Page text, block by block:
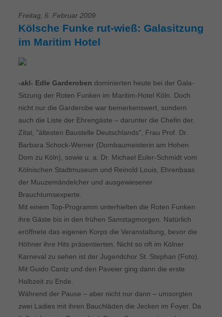
Freitag, 6. Februar 2009
Kölsche Funke rut-wieß: Galasitzung
im Maritim Hotel
-akl- Edle Garderoben dominierten heute bei der Gala-
Sitzung der Roten Funken im Maritim-Hotel Köln. Doch
nicht nur die Garderobe war bemerkenswert, sondern
auch die Liste der Ehrengäste – darunter die Chefin der,
Zitat, "ältesten Baustelle Deutschlands", Frau Prof. Dr.
Barbara Schock-Werner (Dombaumeisterin am Hohen
Dom zu Köln), sowie u. a. Dr. Michael Euler-Schmidt vom
Kölnischen Stadtmuseum und Reinold Louis, Ehrenbaas
der Muuzemändelcher und ausgewiesener
Brauchtumsexperte.
Mit einem Top-Programm unterhielten die Roten Funken
ihre Gäste bis in den frühen Samstagmorgen. Natürlich
eröffnete das eigenen Korps die Veranstaltung, bevor die
Höhner ihre Hits präsentierten. Nicht so oft im Kölner
Karneval zu sehen ist der Jugendchor St. Stephan (Foto).
Mit Guido Cantz und den Paveier ging dann die erste
Halbzeit zu Ende.
Während der Pause – aber nicht nur dann – umsorgten
zwei Ladies mit ihren Bauchläden die Jecken im Foyer. Da